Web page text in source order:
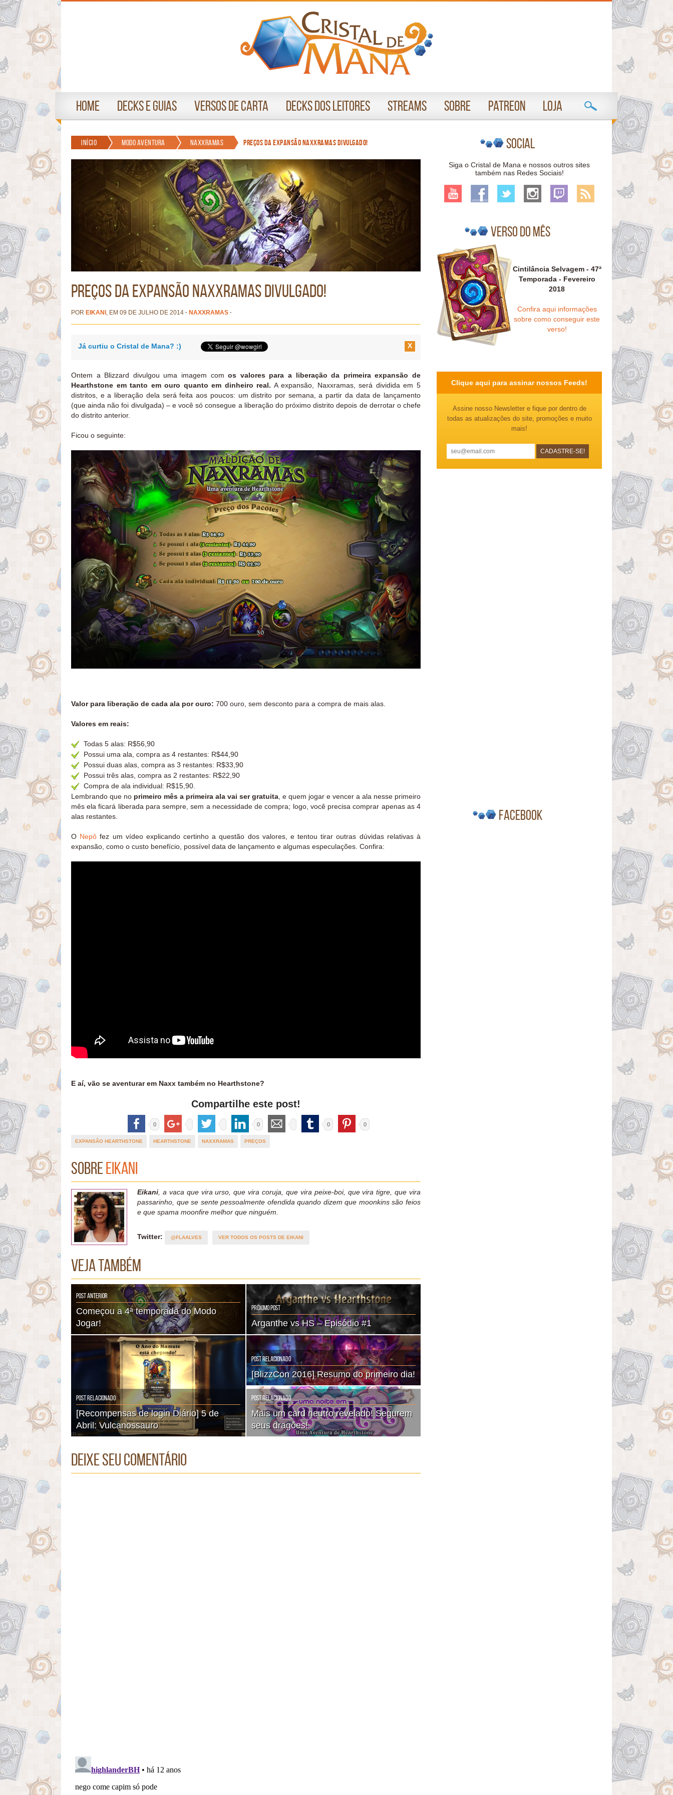
Home Decks e Guias Versos de Carta Decks dos Leitores Streams Sobre Patreon Loja
Início Modo Aventura Naxxramas Preços da expansão Naxxramas divulgado!
Preços da expansão Naxxramas divulgado!
POR EIKANI , EM 09 DE JULHO DE 2014 · NAXXRAMAS ·
Já curtiu o Cristal de Mana? :) X
Ontem a Blizzard divulgou uma imagem comos valores para a liberação da primeira expansão de
Hearthstone em tanto em ouro quanto em dinheiro real. A expansão, Naxxramas, será dividida em 5
distritos, e a liberação dela será feita aos poucos: um distrito por semana, a partir da data de lançamento
(que ainda não foi divulgada) – e você só consegue a liberação do próximo distrito depois de derrotar o chefe
do distrito anterior.
Ficou o seguinte:
Valor para liberação de cada ala por ouro: 700 ouro, sem desconto para a compra de mais alas.
Valores em reais:
Todas 5 alas: R$56,90
Possui uma ala, compra as 4 restantes: R$44,90
Possui duas alas, compra as 3 restantes: R$33,90
Possui três alas, compra as 2 restantes: R$22,90
Compra de ala individual: R$15,90.
Lembrando que no primeiro mês a primeira ala vai ser gratuita, e quem jogar e vencer a ala nesse primeiro
mês ela ficará liberada para sempre, sem a necessidade de compra; logo, você precisa comprar apenas as 4
alas restantes.
O Nepô fez um vídeo explicando certinho a questão dos valores, e tentou tirar outras dúvidas relativas à
expansão, como o custo benefício, possível data de lançamento e algumas especulações. Confira:
E aí, vão se aventurar em Naxx também no Hearthstone?
Compartilhe este post!
0 0 0 0
EXPANSÃO HEARTHSTONE HEARTHSTONE NAXXRAMAS PREÇOS
SobreEikani
Eikani, a vaca que vira urso, que vira coruja, que vira peixe-boi, que vira tigre, que vira
passarinho, que se sente pessoalmente ofendida quando dizem que moonkins são feios
e que spama moonfire melhor que ninguém.
Twitter: @FLAALVES VER TODOS OS POSTS DE EIKANI
Veja também
Post Anterior
Começou a 4ª temporada do Modo
Jogar!
Próximo Post
Arganthe vs HS – Episódio #1
Post Relacionado
[Recompensas de login Diário] 5 de
Abril: Vulcanossauro
Post Relacionado
[BlizzCon 2016] Resumo do primeiro dia!
Post Relacionado
Mais um card neutro revelado! Segurem
seus dragões!
Deixe seu comentário
Social
Siga o Cristal de Mana e nossos outros sites
também nas Redes Sociais!
Verso do mês
Cintilância Selvagem - 47ª
Temporada - Fevereiro
2018
Confira aqui informações
sobre como conseguir este
verso!
Clique aqui para assinar nossos Feeds!
Assine nosso Newsletter e fique por dentro de
todas as atualizações do site, promoções e muito
mais!
Facebook